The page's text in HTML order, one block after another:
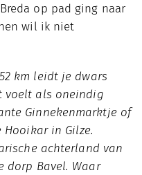
op pad ging naar
wil ik niet
km leidt je dwars
voelt als oneindig
Ginnekenmarktje of
in Gilze.
achterland van
dorp Bavel. Waar